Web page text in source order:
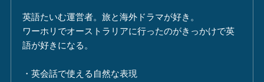
英語たいむ運営者。旅と海外ドラマが好き。
ワーホリでオーストラリアに行ったのがきっかけで英
語が好きになる。
・英会話で使える自然な表現